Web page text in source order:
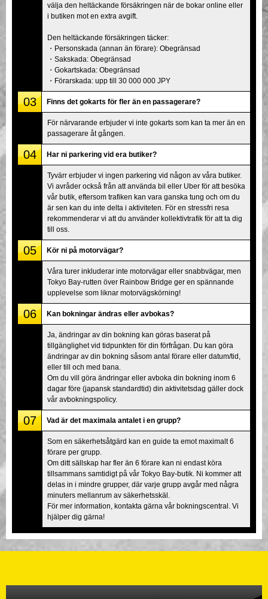
välja den heltäckande försäkringen när de bokar online eller
i butiken mot en extra avgift.
Den heltäckande försäkringen täcker:
・Personskada (annan än förare): Obegränsad
・Sakskada: Obegränsad
・Gokartskada: Obegränsad
・Förarskada: upp till 30 000 000 JPY
03 Finns det gokarts för fler än en passagerare?
För närvarande erbjuder vi inte gokarts som kan ta mer än en
passagerare åt gången.
04 Har ni parkering vid era butiker?
Tyvärr erbjuder vi ingen parkering vid någon av våra butiker.
Vi avråder också från att använda bil eller Uber för att besöka
vår butik, eftersom trafiken kan vara ganska tung och om du
är sen kan du inte delta i aktiviteten. För en stressfri resa
rekommenderar vi att du använder kollektivtrafik för att ta dig
till oss.
05 Kör ni på motorvägar?
Våra turer inkluderar inte motorvägar eller snabbvägar, men
Tokyo Bay-rutten över Rainbow Bridge ger en spännande
upplevelse som liknar motorvägskörning!
06 Kan bokningar ändras eller avbokas?
Ja, ändringar av din bokning kan göras baserat på
tillgänglighet vid tidpunkten för din förfrågan. Du kan göra
ändringar av din bokning såsom antal förare eller datum/tid,
eller till och med bana.
Om du vill göra ändringar eller avboka din bokning inom 6
dagar före (japansk standardtid) din aktivitetsdag gäller dock
vår avbokningspolicy.
07 Vad är det maximala antalet i en grupp?
Som en säkerhetsåtgärd kan en guide ta emot maximalt 6
förare per grupp.
Om ditt sällskap har fler än 6 förare kan ni endast köra
tillsammans samtidigt på vår Tokyo Bay-butik. Ni kommer att
delas in i mindre grupper, där varje grupp avgår med några
minuters mellanrum av säkerhetsskäl.
För mer information, kontakta gärna vår bokningscentral. Vi
hjälper dig gärna!